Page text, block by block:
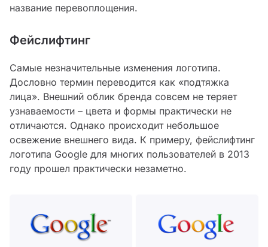
название перевоплощения.
Фейслифтинг
Самые незначительные изменения логотипа.
Дословно термин переводится как «подтяжка
лица». Внешний облик бренда совсем не теряет
узнаваемости – цвета и формы практически не
отличаются. Однако происходит небольшое
освежение внешнего вида. К примеру, фейслифтинг
логотипа Google для многих пользователей в 2013
году прошел практически незаметно.